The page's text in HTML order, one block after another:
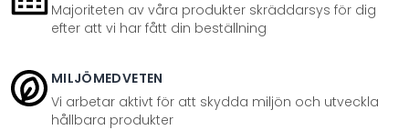
Majoriteten av våra produkter skräddarsys för dig
efter att vi har fått din beställning
MILJÖMEDVETEN
Vi arbetar aktivt för att skydda miljön och utveckla
hållbara produkter